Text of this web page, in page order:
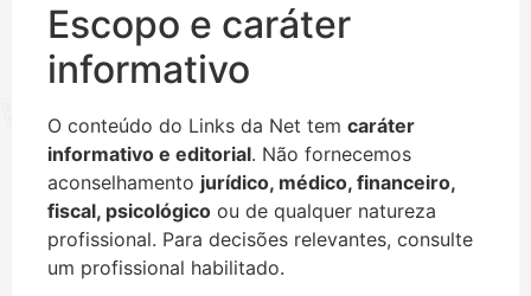
Escopo e caráter
informativo
O conteúdo do Links da Net tem caráter
informativo e editorial. Não fornecemos
aconselhamento jurídico, médico, financeiro,
fiscal, psicológico ou de qualquer natureza
profissional. Para decisões relevantes, consulte
um profissional habilitado.